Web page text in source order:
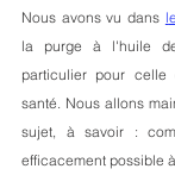
Nous avons vu dans l
la purge à l'huile
particulier pour
santé. Nous allons
sujet, à savoir :
efficacement possible